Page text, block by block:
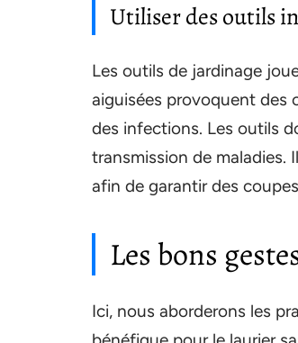
Utiliser des outils
Les outils de jardinage
aiguisées provoquent des
des infections. Les outils
transmission de maladies.
afin de garantir des
Les bons
Ici, nous aborderons les